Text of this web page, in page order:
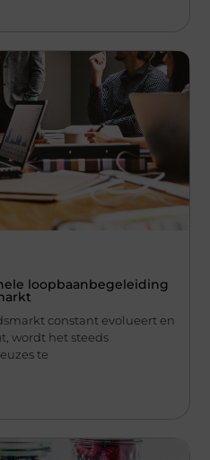
loopbaanbegeleiding
constant evolueert en
wordt het steeds
te